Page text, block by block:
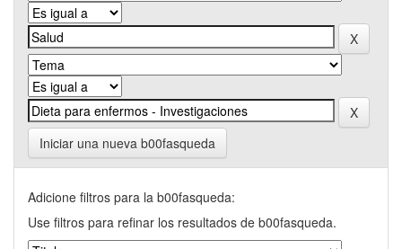
Iniciar una nueva b00fasqueda
Adicione filtros para la b00fasqueda:
Use filtros para refinar los resultados de b00fasqueda.